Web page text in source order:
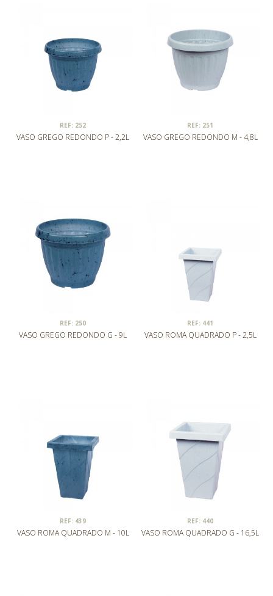
REF: 252
VASO GREGO REDONDO P - 2,2L
REF: 251
VASO GREGO REDONDO M - 4,8L
REF: 250
VASO GREGO REDONDO G - 9L
REF: 441
VASO ROMA QUADRADO P - 2,5L
REF: 439
VASO ROMA QUADRADO M - 10L
REF: 440
VASO ROMA QUADRADO G - 16,5L